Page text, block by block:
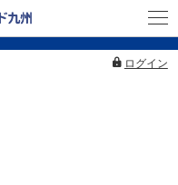
ログイン